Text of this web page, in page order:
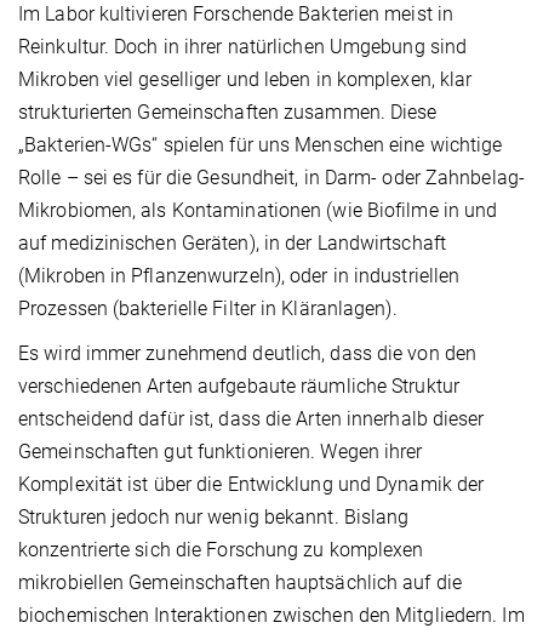
Im Labor kultivieren Forschende Bakterien meist in
Reinkultur. Doch in ihrer natürlichen Umgebung sind
Mikroben viel geselliger und leben in komplexen, klar
strukturierten Gemeinschaften zusammen. Diese
„Bakterien-WGs“ spielen für uns Menschen eine wichtige
Rolle – sei es für die Gesundheit, in Darm- oder Zahnbelag-
Mikrobiomen, als Kontaminationen (wie Biofilme in und
auf medizinischen Geräten), in der Landwirtschaft
(Mikroben in Pflanzenwurzeln), oder in industriellen
Prozessen (bakterielle Filter in Kläranlagen).
Es wird immer zunehmend deutlich, dass die von den
verschiedenen Arten aufgebaute räumliche Struktur
entscheidend dafür ist, dass die Arten innerhalb dieser
Gemeinschaften gut funktionieren. Wegen ihrer
Komplexität ist über die Entwicklung und Dynamik der
Strukturen jedoch nur wenig bekannt. Bislang
konzentrierte sich die Forschung zu komplexen
mikrobiellen Gemeinschaften hauptsächlich auf die
biochemischen Interaktionen zwischen den Mitgliedern. Im